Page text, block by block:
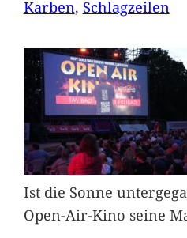
Karben, Schlagzeilen
Ist die Sonne
Open-Air-Kino seine